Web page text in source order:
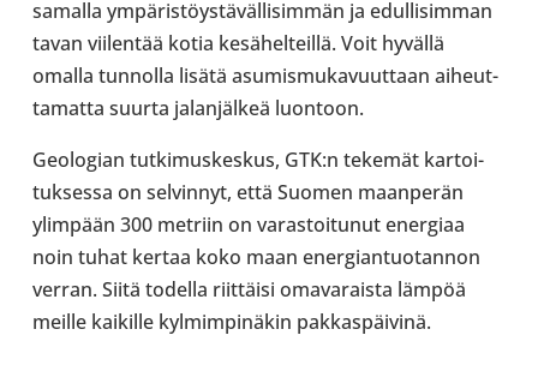
samalla ympä­ris­töys­tä­väl­li­sim­män ja edul­li­sim­man
tavan vii­len­tää kotia kesä­hel­teillä. Voit hyvällä
omalla tun­nolla lisätä asu­mis­mu­ka­vuut­taan aiheut­
ta­matta suurta jalan­jäl­keä luon­toon.
Geo­lo­gian tut­ki­mus­kes­kus, GTK:n tekemät kar­toi­
tuk­sessa on sel­vin­nyt, että Suomen maan­pe­rän
ylim­pään 300 metriin on varas­toi­tu­nut ener­giaa
noin tuhat kertaa koko maan ener­gian­tuo­tan­non
verran. Siitä todella riit­täisi oma­va­raista lämpöä
meille kai­kille kyl­mim­pi­nä­kin pak­kas­päi­vinä.